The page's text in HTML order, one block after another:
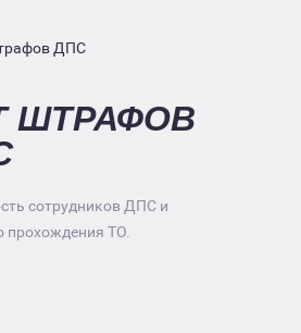
ШТРАФОВ
сотрудников ДПС и
прохождения ТО.